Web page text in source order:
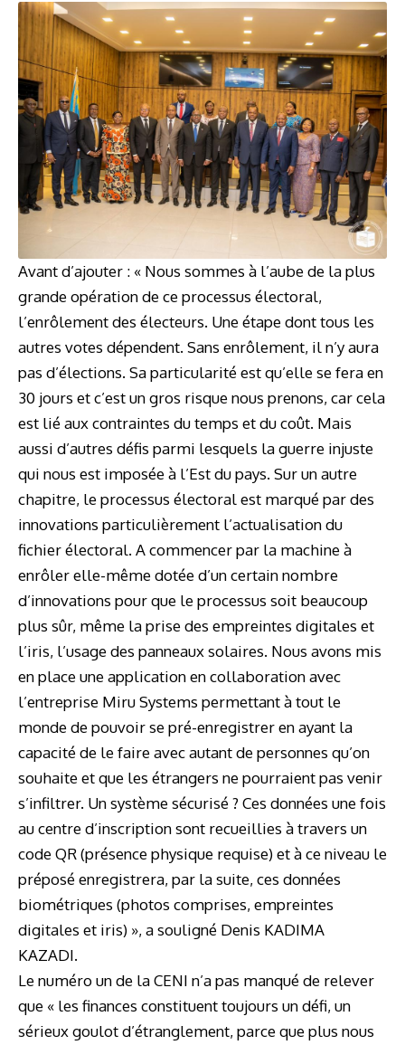
Avant d’ajouter : « Nous sommes à l’aube de la plus
grande opération de ce processus électoral,
l’enrôlement des électeurs. Une étape dont tous les
autres votes dépendent. Sans enrôlement, il n’y aura
pas d’élections. Sa particularité est qu’elle se fera en
30 jours et c’est un gros risque nous prenons, car cela
est lié aux contraintes du temps et du coût. Mais
aussi d’autres défis parmi lesquels la guerre injuste
qui nous est imposée à l’Est du pays. Sur un autre
chapitre, le processus électoral est marqué par des
innovations particulièrement l’actualisation du
fichier électoral. A commencer par la machine à
enrôler elle-même dotée d’un certain nombre
d’innovations pour que le processus soit beaucoup
plus sûr, même la prise des empreintes digitales et
l’iris, l’usage des panneaux solaires. Nous avons mis
en place une application en collaboration avec
l’entreprise Miru Systems permettant à tout le
monde de pouvoir se pré-enregistrer en ayant la
capacité de le faire avec autant de personnes qu’on
souhaite et que les étrangers ne pourraient pas venir
s’infiltrer. Un système sécurisé ? Ces données une fois
au centre d’inscription sont recueillies à travers un
code QR (présence physique requise) et à ce niveau le
préposé enregistrera, par la suite, ces données
biométriques (photos comprises, empreintes
digitales et iris) », a souligné Denis KADIMA
KAZADI.
Le numéro un de la CENI n’a pas manqué de relever
que « les finances constituent toujours un défi, un
sérieux goulot d’étranglement, parce que plus nous